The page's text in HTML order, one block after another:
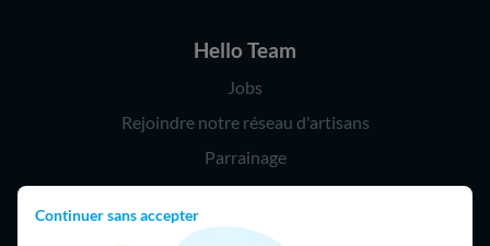
Continuer sans accepter
Hello Team
Jobs
Rejoindre notre réseau d'artisans
Parrainage
Hello !